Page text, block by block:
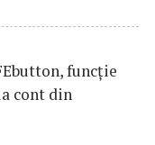
funcţie
cont din